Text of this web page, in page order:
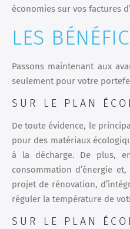
économies sur vos factures
LES
Passons maintenant aux
seulement pour votre
SUR LE PLAN
De toute évidence, le
pour des matériaux
à la décharge. De plus,
consommation d’énergie
projet de rénovation,
réguler la température de
SUR LE PLAN